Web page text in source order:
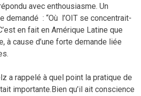
avec enthousiasme. Un
demandé : “Où l’OIT se concentrait-
en fait en Amérique Latine que
à cause d’une forte demande liée
a rappelé à quel point la pratique de
importante.Bien qu’il ait conscience